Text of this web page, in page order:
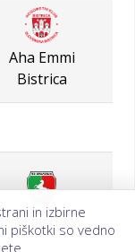
Aha Emmi
Bistrica
Dravinja
in izbirne
piškotki so vedno